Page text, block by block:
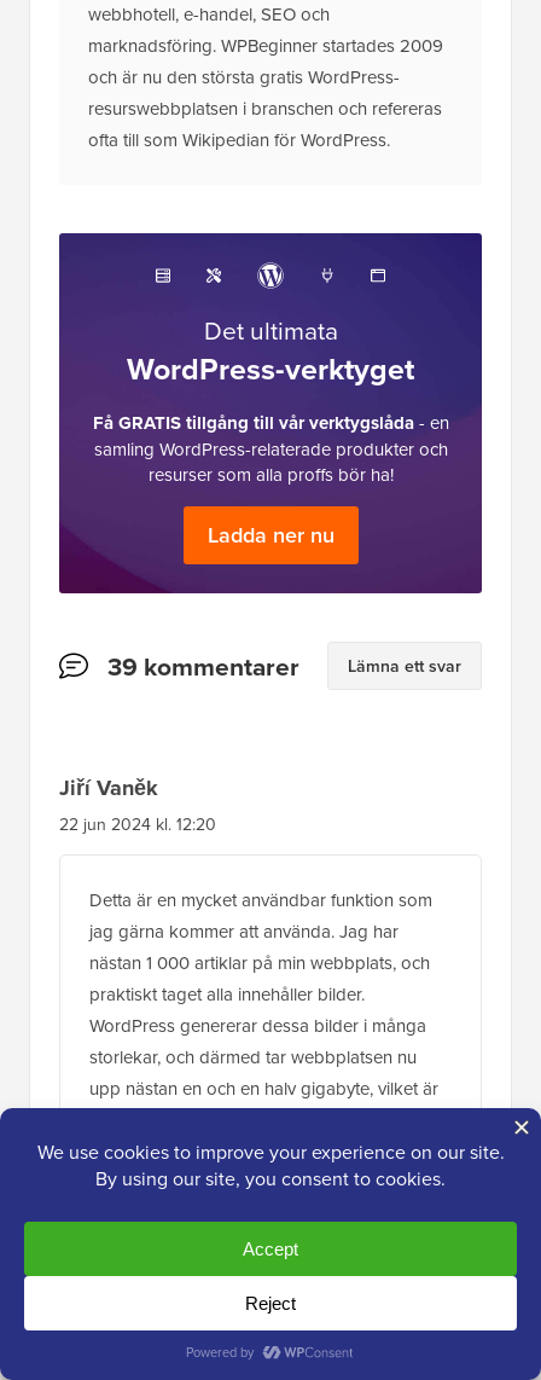
webbhotell, e-handel, SEO och
marknadsföring. WPBeginner startades 2009
och är nu den största gratis WordPress-
resurswebbplatsen i branschen och refereras
ofta till som Wikipedian för WordPress.
Det ultimata
WordPress-verktyget
Få GRATIS tillgång till vår verktygslåda- en
samling WordPress-relaterade produkter och
resurser som alla proffs bör ha!
Ladda ner nu
Läsarnas39 kommentarer Lämna ett svar
Jiří Vaněk
22 jun 2024 kl. 12:20
Detta är en mycket användbar funktion som
jag gärna kommer att använda. Jag har
nästan 1 000 artiklar på min webbplats, och
praktiskt taget alla innehåller bilder.
WordPress genererar dessa bilder i många
storlekar, och därmed tar webbplatsen nu
upp nästan en och en halv gigabyte, vilket är
att spara utrymme eftersom jag inte använder
många av dessa storlekar alls. Jag har bara
möjligt att ta bort tidigare genererade bilder
för att spara utrymme på FTP?
Svara